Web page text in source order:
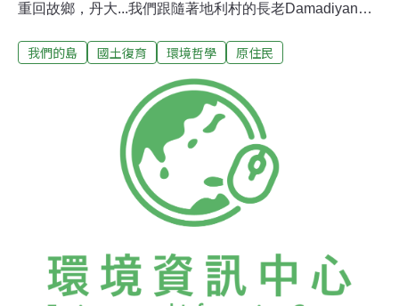
重回故鄉，丹大...我們跟隨著地利村的長老Damadiyan前
邊停下，老獵人與祖先的對話，就在叢林穿越中開始。丹
社、巒社、卡社、濁社、郡社等5個社群散居，隨著時代
變遷，他們被統治者陸續遷居到地利和雙龍潭南等部落，
山上的老家也逐漸頹圯。在部落遺址中，Ｄamadiyan每一
步都走的小心翼翼，因為底下的石板中，埋葬著過往的祖
先。尋根，在老部落遺址裡摸索祖先生活的痕跡，也重溫
祖先與山林的互動關係。在山中漫遊，沒有地圖與指北
針，Ｄamadiyan和其他的布農族獵人用雙腳記憶地形地
一次累積，漸漸瞭解山、瞭解動物。槍響之後，把獵物最
珍貴的部分，獻給祖靈，感謝祖
我們的島 國土復育 環境哲學 原住民